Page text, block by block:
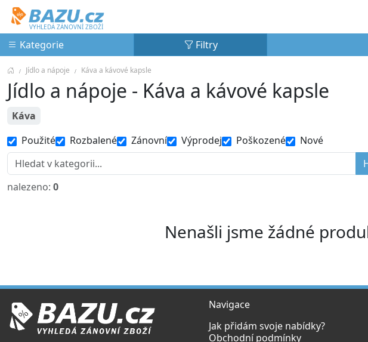
Bazu.cz
VYHLEDÁ ZÁNOVNÍ ZBOŽÍ
Kategorie Filtry
Jídlo a nápoje Káva a kávové kapsle
Jídlo a nápoje - Káva a kávové kapsle
Káva
Použité
Rozbalené Zánovní Výprodej Poškozené Nové
nalezeno: 0
Nenašli jsme žádné
Navigace
Jak přidám svoje nabídky?
Obchodní podmínky